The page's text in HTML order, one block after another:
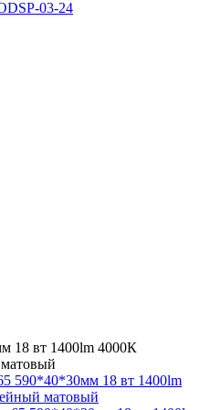
18 вт 1400lm 4000К
590*40*30мм 18 вт 1400lm
матовый